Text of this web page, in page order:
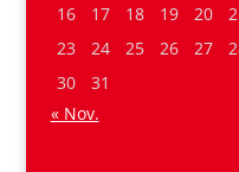
16
17 18 19 20
23
24 25 26 27
30
31
« Nov.